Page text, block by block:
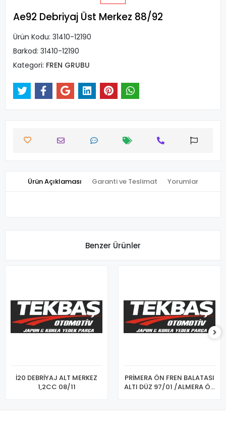
Ae92 Debriyaj Üst Merkez 88/92
Ürün Kodu: 31410-12190
Barkod: 31410-12190
Kategori: FREN GRUBU
Ürün Açıklaması Garanti ve Teslimat Yorumlar
Benzer Ürünler
İ20 DEBRİYAJ ALT MERKEZ
1,2CC 08/11
PRİMERA ÖN FREN BALATASI
ALTI DÜZ 97/01 /ALMERA ÖN